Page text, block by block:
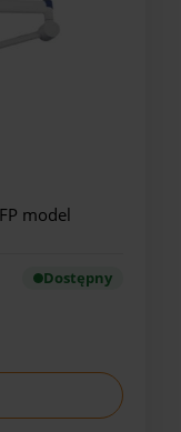
model
Dostępny